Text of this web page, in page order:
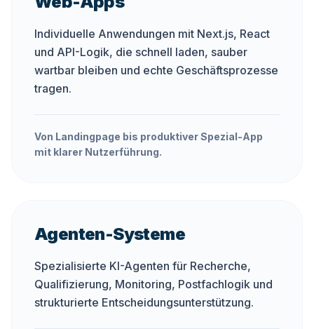
Individuelle Anwendungen mit Next.js, React
und API-Logik, die schnell laden, sauber
wartbar bleiben und echte Geschäftsprozesse
tragen.
Von Landingpage bis produktiver Spezial-App
mit klarer Nutzerführung.
Agenten-Systeme
Spezialisierte KI-Agenten für Recherche,
Qualifizierung, Monitoring, Postfachlogik und
strukturierte Entscheidungsunterstützung.